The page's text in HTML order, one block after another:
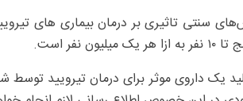
سنتی تاثیری بر درمان بیماری های
است.
یک داروی موثر برای درمان تیرویید توسط